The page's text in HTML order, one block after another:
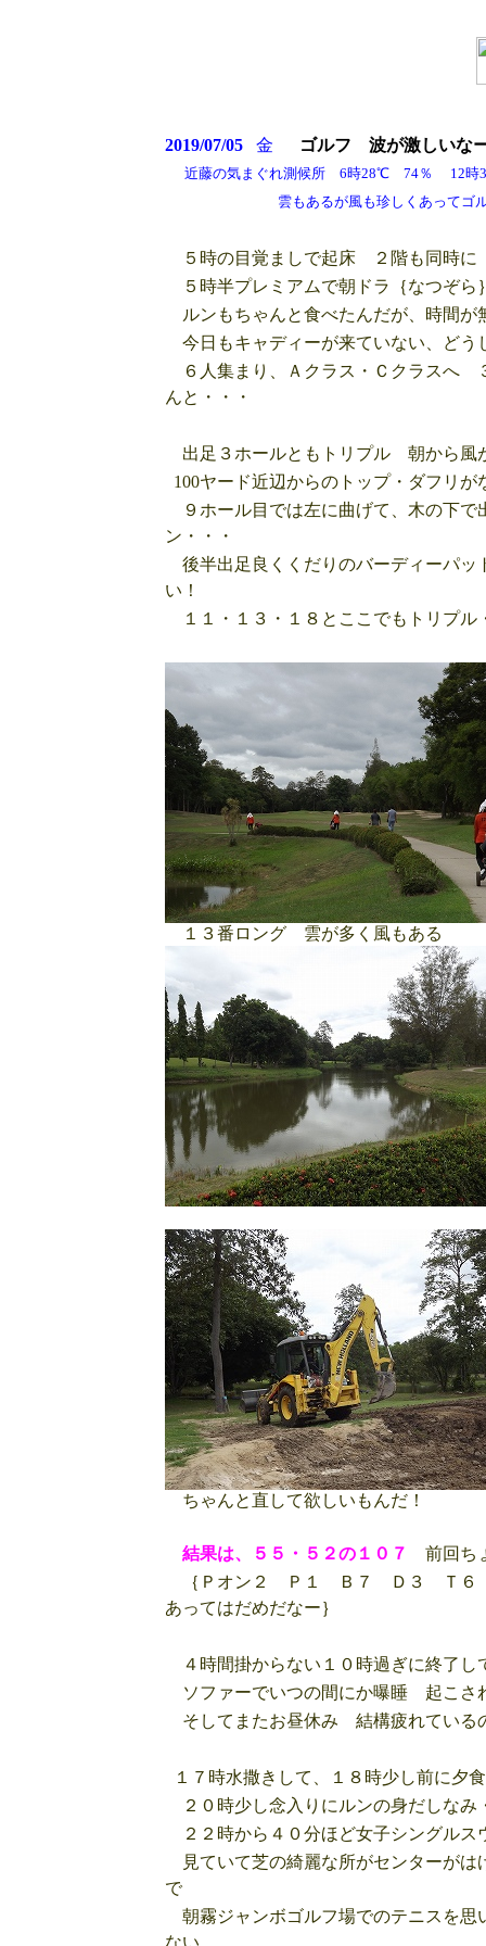
2019/07/05金 ゴルフ 波が激しいな
近藤の気まぐれ測候所 6時28℃ 74％
雲もあるが風も珍しくあってゴル
５時の目覚ましで起床 ２階も同時に
５時半プレミアムで朝ドラ｛なつぞ
ルンもちゃんと食べたんだが、時間が
今日もキャディーが来ていない、どう
６人集まり、Ａクラス・Ｃクラスへ
んと・・・
出足３ホールともトリプル 朝から風
100ヤード近辺からのトップ・ダフリ
９ホール目では左に曲げて、木の下で
ン・・・
後半出足良くくだりのバーディーパッ
い！
１１・１３・１８とここでもトリプル
１３番ロング 雲が多く風もある
ちゃんと直して欲しいもんだ！
結果は、５５・５２の１０７
前回ち
｛Ｐオン２ Ｐ１ Ｂ７ Ｄ３ Ｔ６
あってはだめだなー｝
４時間掛からない１０時過ぎに終了し
ソファーでいつの間にか曝睡 起こさ
そしてまたお昼休み 結構疲れている
１７時水撒きして、１８時少し前に夕
２０時少し念入りにルンの身だしなみ
２２時から４０分ほど女子シングルス
見ていて芝の綺麗な所がセンターがは
で
朝霧ジャンボゴルフ場でのテニスを思
ない